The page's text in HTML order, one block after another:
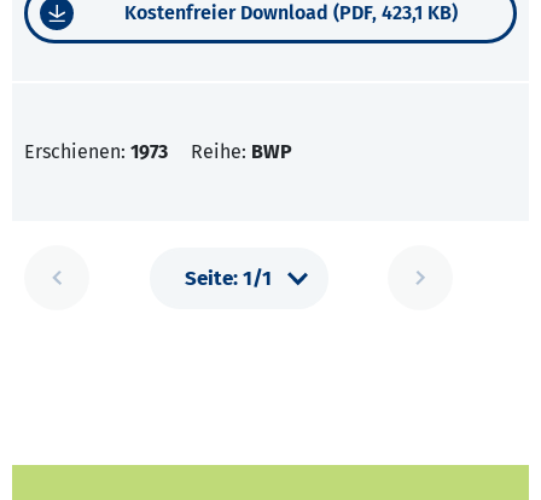
Kostenfreier Download (PDF, 423,1 KB)
Erschienen: 1973 Reihe: BWP